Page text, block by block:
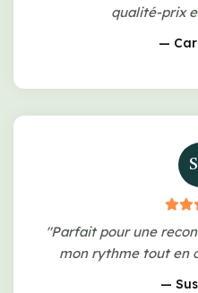
qualité-prix
—
"Parfait pour une
mon rythme tout en
—